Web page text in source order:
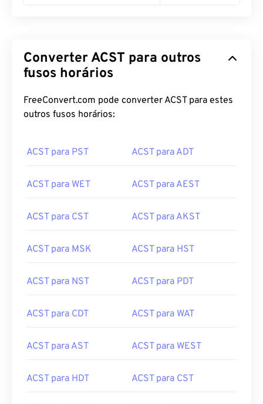
Converter ACST para outros
fusos horários
FreeConvert.com pode converter ACST para estes
outros fusos horários:
ACST para PST ACST para ADT
ACST para WET ACST para AEST
ACST para CST ACST para AKST
ACST para MSK ACST para HST
ACST para NST ACST para PDT
ACST para CDT ACST para WAT
ACST para AST ACST para WEST
ACST para HDT ACST para CST